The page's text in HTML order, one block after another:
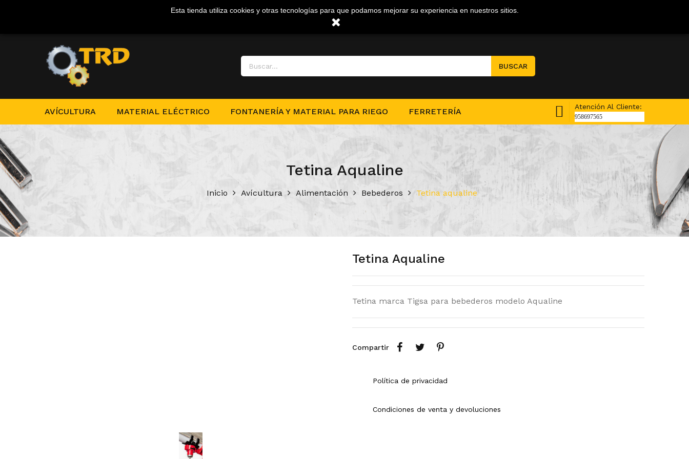
BUSCAR
AVÍCULTURA MATERIAL ELÉCTRICO FONTANERÍA Y MATERIAL PARA RIEGO FERRETERÍA Atención Al Cliente:
958697565
Tetina Aqualine
Inicio Avícultura Alimentación Bebederos Tetina aqualine
Tetina Aqualine
Tetina marca Tigsa para bebederos modelo Aqualine
Compartir
Política de privacidad
Condiciones de venta y devoluciones
Esta tienda utiliza cookies y otras tecnologías para que podamos mejorar su experiencia en nuestros sitios.